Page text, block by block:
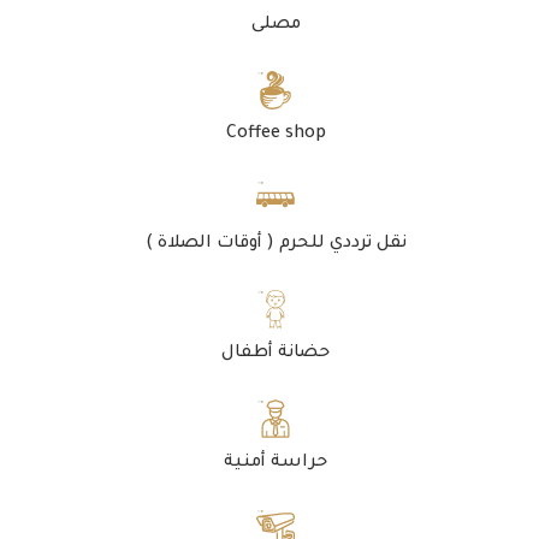
مصلى
Coffee shop
نقل ترددي للحرم ( أوقات الصلاة )
حضانة أطفال
حراسة أمنية